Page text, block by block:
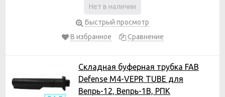
Нет в наличии
Быстрый просмотр
В избранное
Сравнение
Складная буферная трубка FAB
Defense M4-VEPR TUBE для
Вепрь-12, Вепрь-1В, РПК